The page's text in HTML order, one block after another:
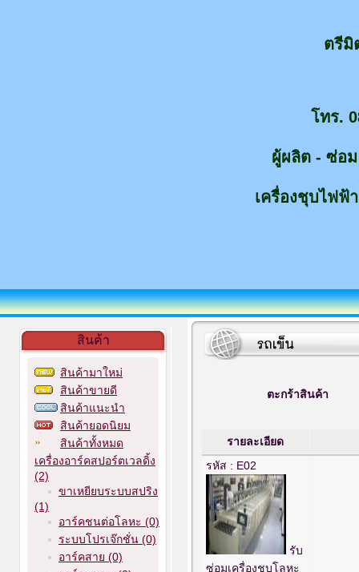
ตรีมิ
โทร.
ผู้ผลิต - ซ่อ
เครื่องชุบไฟฟ้
สินค้า
สินค้ามาใหม่
สินค้าขายดี
สินค้าแนะนำ
สินค้ายอดนิยม
สินค้าทั้งหมด
เครื่องอาร์คสปอร์ตเวลดิ้ง
(2)
ขาเหยียบระบบสปริง
(1)
อาร์คชนต่อโลหะ (0)
ระบบโปรเจ๊กชั่น (0)
อาร์คสาย (0)
ตะกร้าสินค้า
รายละเอียด
รหัส : E02
รับ
ซ่อมเครื่องชุบโลหะ